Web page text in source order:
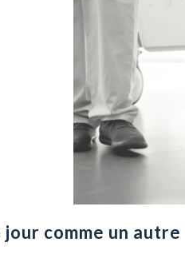
jour comme un autre